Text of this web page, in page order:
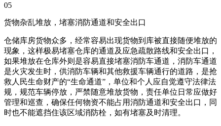
05
货物杂乱堆放，堵塞消防通道和安全出口
仓储库房货物众多，经常容易出现货物到库被直接随便堆放的
现象，这样极易堵塞仓库的通道及应急疏散路线和安全出口，
如果堆放在仓库外则是容易直接堵塞消防车通道，消防车通道
是火灾发生时，供消防车辆和其他救援车辆通行的道路，是抢
救人民生命财产的“生命通道”，单位和个人应自觉遵守法律法
规，规范车辆停放，严禁随意堆放货物，责任单位日常应做好
管理和巡查，确保任何物资不能占用消防通道和安全出口，同
时也不能遮挡住该区域消防栓，如有堵塞及时清理。